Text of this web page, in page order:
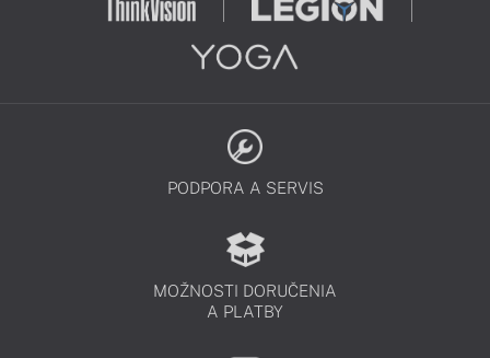
PODPORA A SERVIS
MOŽNOSTI DORUČENIA
A PLATBY